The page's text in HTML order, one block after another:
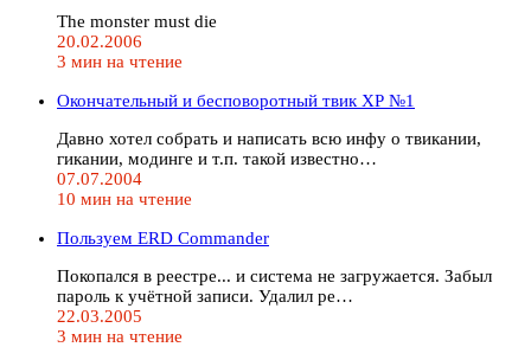
The monster must die
20.02.2006
3 мин на чтение
Окончательный и бесповоротный твик ХР №1
Давно хотел собрать и написать всю инфу о твикании,
гикании, модинге и т.п. такой известно…
07.07.2004
10 мин на чтение
Пользуем ERD Commander
Покопался в реестре... и система не загружается. Забыл
пароль к учётной записи. Удалил ре…
22.03.2005
3 мин на чтение